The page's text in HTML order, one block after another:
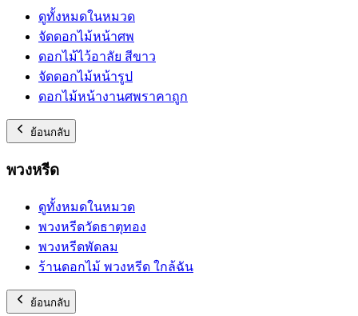
ดูทั้งหมดในหมวด
จัดดอกไม้หน้าศพ
ดอกไม้ไว้อาลัย สีขาว
จัดดอกไม้หน้ารูป
ดอกไม้หน้างานศพราคาถูก
ย้อนกลับ
พวงหรีด
ดูทั้งหมดในหมวด
พวงหรีดวัดธาตุทอง
พวงหรีดพัดลม
ร้านดอกไม้ พวงหรีด ใกล้ฉัน
ย้อนกลับ